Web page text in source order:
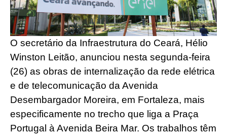
O secretário da Infraestrutura do Ceará, Hélio
Winston Leitão, anunciou nesta segunda-feira
(26) as obras de internalização da rede elétrica
e de telecomunicação da Avenida
Desembargador Moreira, em Fortaleza, mais
especificamente no trecho que liga a Praça
Portugal à Avenida Beira Mar. Os trabalhos têm